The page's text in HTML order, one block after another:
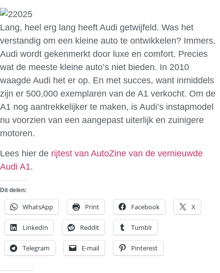
Lang, heel erg lang heeft Audi getwijfeld. Was het
verstandig om een kleine auto te ontwikkelen? Immers,
Audi wordt gekenmerkt door luxe en comfort. Precies
wat de meeste kleine auto’s niet bieden. In 2010
waagde Audi het er op. En met succes, want inmiddels
zijn er 500,000 exemplaren van de A1 verkocht. Om de
A1 nog aantrekkelijker te maken, is Audi’s instapmodel
nu voorzien van een aangepast uiterlijk en zuinigere
motoren.
Lees hier de rijtest van AutoZine van de vernieuwde
Audi A1.
Dit delen:
WhatsApp Print Facebook X
LinkedIn Reddit Tumblr
Telegram E-mail Pinterest